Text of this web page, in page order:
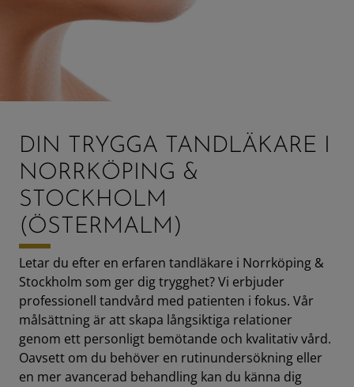
DIN TRYGGA TANDLÄKARE I
NORRKÖPING &
STOCKHOLM
(ÖSTERMALM)
Letar du efter en erfaren tandläkare i Norrköping &
Stockholm som ger dig trygghet? Vi erbjuder
professionell tandvård med patienten i fokus. Vår
målsättning är att skapa långsiktiga relationer
genom ett personligt bemötande och kvalitativ vård.
Oavsett om du behöver en rutinundersökning eller
en mer avancerad behandling kan du känna dig